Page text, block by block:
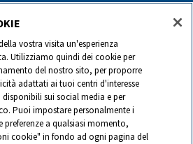
I nostri prodotti
Ricette
I nostri partner
I nostri marchi
vostra visita un'esperienza
Utilizziamo quindi dei cookie per
del nostro sito, per proporre
adattati ai tuoi centri d'interesse
sui social media e per
Puoi impostare personalmente i
preferenze a qualsiasi momento,
cookie" in fondo ad ogni pagina del